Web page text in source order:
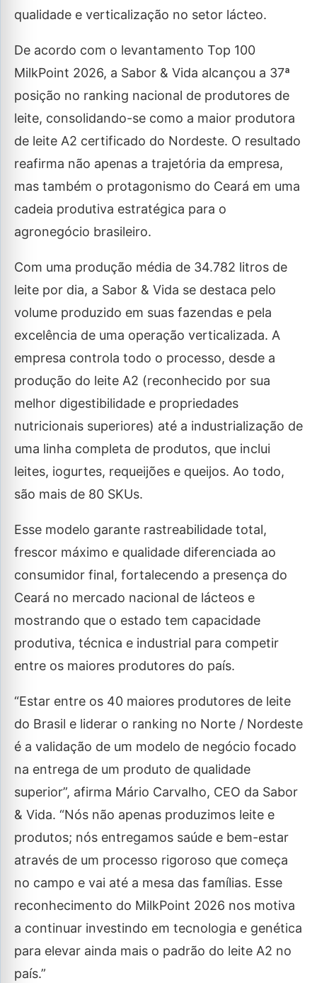
qualidade e verticalização no setor lácteo.
De acordo com o levantamento Top 100
MilkPoint 2026, a Sabor & Vida alcançou a 37ª
posição no ranking nacional de produtores de
leite, consolidando-se como a maior produtora
de leite A2 certificado do Nordeste. O resultado
reafirma não apenas a trajetória da empresa,
mas também o protagonismo do Ceará em uma
cadeia produtiva estratégica para o
agronegócio brasileiro.
Com uma produção média de 34.782 litros de
leite por dia, a Sabor & Vida se destaca pelo
volume produzido em suas fazendas e pela
excelência de uma operação verticalizada. A
empresa controla todo o processo, desde a
produção do leite A2 (reconhecido por sua
melhor digestibilidade e propriedades
nutricionais superiores) até a industrialização de
uma linha completa de produtos, que inclui
leites, iogurtes, requeijões e queijos. Ao todo,
são mais de 80 SKUs.
Esse modelo garante rastreabilidade total,
frescor máximo e qualidade diferenciada ao
consumidor final, fortalecendo a presença do
Ceará no mercado nacional de lácteos e
mostrando que o estado tem capacidade
produtiva, técnica e industrial para competir
entre os maiores produtores do país.
“Estar entre os 40 maiores produtores de leite
do Brasil e liderar o ranking no Norte / Nordeste
é a validação de um modelo de negócio focado
na entrega de um produto de qualidade
superior”, afirma Mário Carvalho, CEO da Sabor
& Vida. “Nós não apenas produzimos leite e
produtos; nós entregamos saúde e bem-estar
através de um processo rigoroso que começa
no campo e vai até a mesa das famílias. Esse
reconhecimento do MilkPoint 2026 nos motiva
a continuar investindo em tecnologia e genética
para elevar ainda mais o padrão do leite A2 no
país.”